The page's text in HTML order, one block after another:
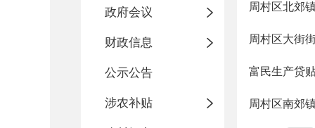
政府会议
财政信息
公示公告
涉农补贴
周村区北郊
周村区大街
富民生产贷
周村区南郊